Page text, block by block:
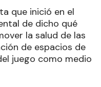
que inició en el
de dicho qué
la salud de las
de espacios de
juego como medio